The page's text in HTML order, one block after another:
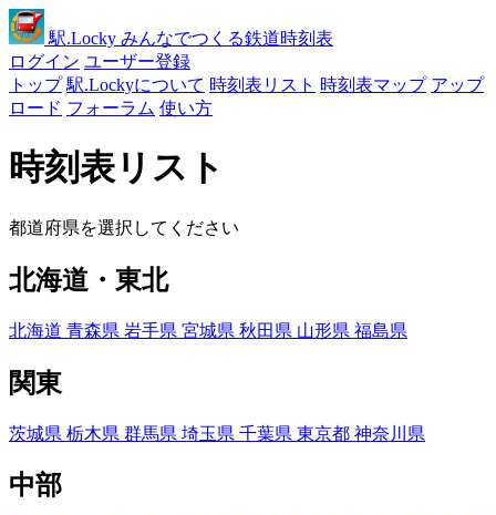
駅.Locky みんなでつくる鉄道時刻表
ログイン ユーザー登録
トップ 駅.Lockyについて 時刻表リスト 時刻表マップ アップ
ロード フォーラム 使い方
時刻表リスト
都道府県を選択してください
北海道・東北
北海道 青森県 岩手県 宮城県 秋田県 山形県 福島県
関東
茨城県 栃木県 群馬県 埼玉県 千葉県 東京都 神奈川県
中部